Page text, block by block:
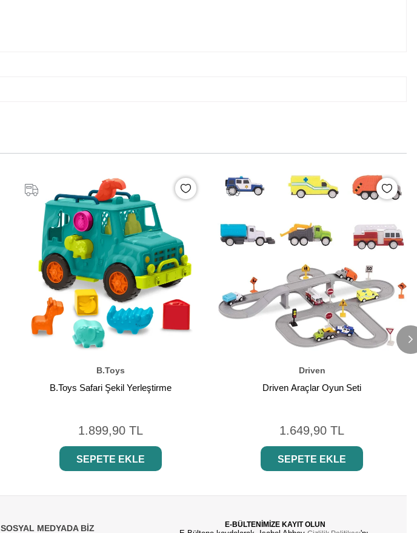
B.Toys
B.Toys Safari Şekil Yerleştirme
1.899,90 TL
SEPETE EKLE
Driven
Driven Araçlar Oyun Seti
1.649,90 TL
SEPETE EKLE
SOSYAL MEDYADA BİZ E-BÜLTENİMİZE KAYIT OLUN